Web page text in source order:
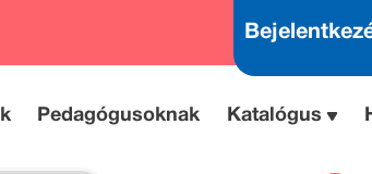
Pedagógusoknak Katalógus